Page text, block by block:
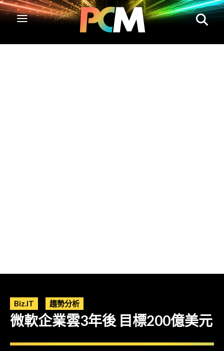
Biz.IT 趨勢分析
微軟企業雲3年後 目標200億美元